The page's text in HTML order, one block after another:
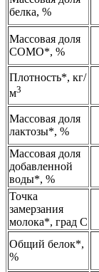
белка, %
Массовая доля
СОМО*, %
Плотность*, кг/
м3
Массовая доля
лактозы*, %
Массовая доля
добавленной
воды*, %
Точка
замерзания
молока*, град С
Общий белок*,
%